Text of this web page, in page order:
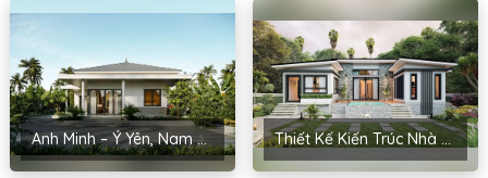
Anh Minh – Ý Yên, Nam Định Thiết Kế Kiến Trúc Nhà Cấp 4 Anh Kiểm – Yên Phong, Bắc Ninh